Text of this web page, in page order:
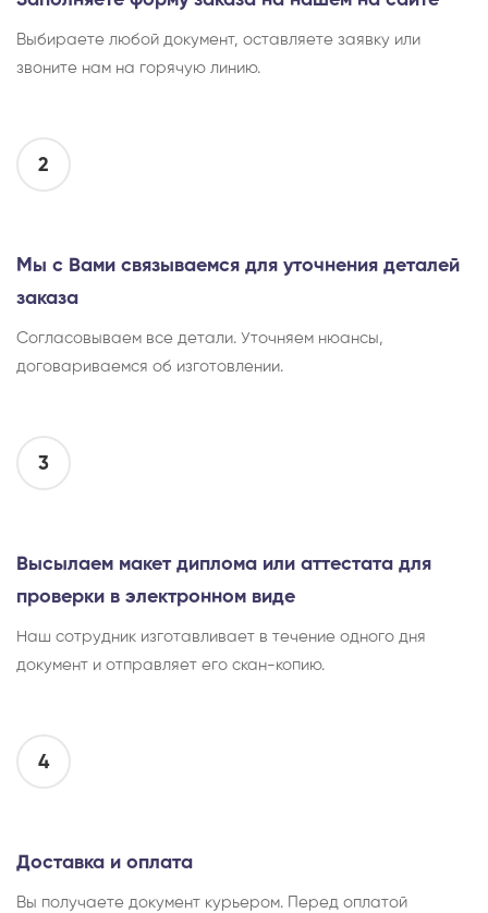
Выбираете любой документ, оставляете заявку или
звоните нам на горячую линию.
2
Мы с Вами связываемся для уточнения деталей
заказа
Согласовываем все детали. Уточняем нюансы,
договариваемся об изготовлении.
3
Высылаем макет диплома или аттестата для
проверки в электронном виде
Наш сотрудник изготавливает в течение одного дня
документ и отправляет его скан-копию.
4
Доставка и оплата
Вы получаете документ курьером. Перед оплатой